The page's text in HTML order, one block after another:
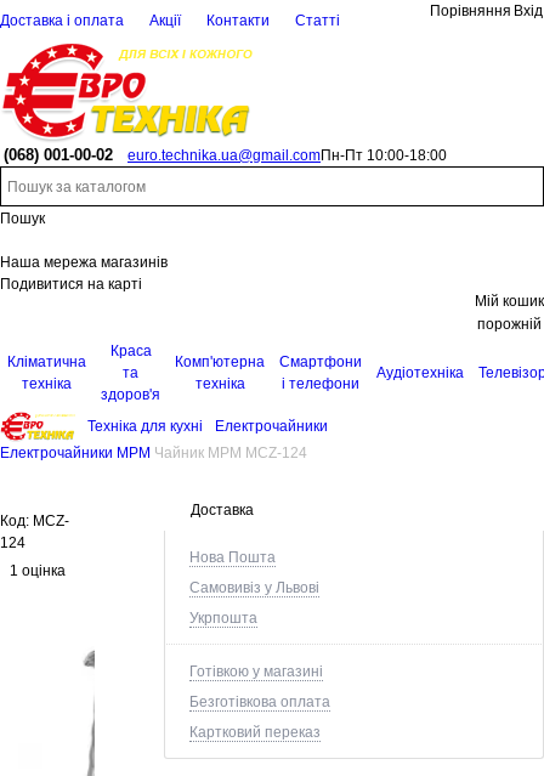
Доставка і оплата Акції Контакти Статті
Порівняння Вхід
(068) 001-00-02 euro.technika.ua@gmail.comПн-Пт 10:00-18:00
Пошук
Наша мережа магазинів
Подивитися на карті
Мій кошик
порожній
Кліматична
техніка
Краса
та
здоров'я
Комп'ютерна
техніка
Смартфони
і телефони
Аудіотехніка
Техніка для кухні
Електрочайники
Електрочайники MPM Чайник MPM MCZ-124
Доставка
Нова Пошта
Самовивіз у Львові
Укрпошта
Готівкою у магазині
Безготівкова оплата
Картковий переказ
Код: MCZ-
124
1 оцінка